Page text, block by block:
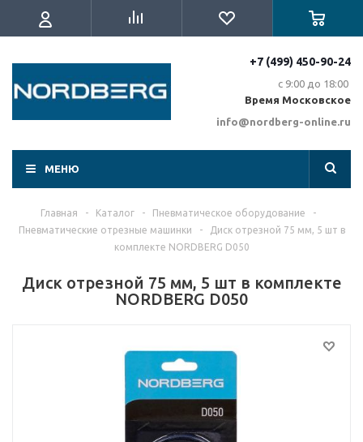
+7 (499) 450-90-24
с 9:00 до 18:00
Время Московское
info@nordberg-online.ru
МЕНЮ
Главная - Каталог - Пневматическое оборудование
-
Пневматические отрезные машинки
-
Диск отрезной 75 мм, 5 шт в
комплекте NORDBERG D050
Диск отрезной 75 мм, 5 шт в комплекте
NORDBERG D050